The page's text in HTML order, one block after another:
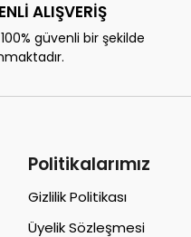
ALIŞVERİŞ
güvenli bir şekilde
Politikalarımız
Gizlilik Politikası
Üyelik Sözleşmesi